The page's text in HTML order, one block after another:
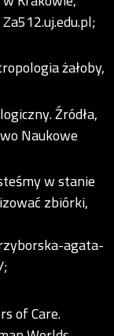
żałoby,
Źródła,
Naukowe
w stanie
zbiórki,
agata-
;
of Care.